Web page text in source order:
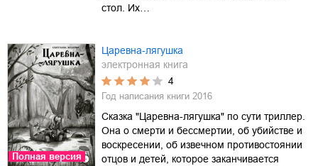
стол. Их…
Полная версия
Царевна-лягушка
электронная книга
4
Год написания книги 2016
Сказка "Царевна-лягушка" по сути триллер.
Она о смерти и бессмертии, об убийстве и
воскресении, об извечном противостоянии
отцов и детей, которое заканчивается